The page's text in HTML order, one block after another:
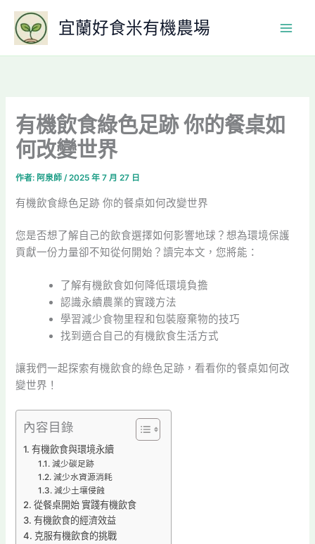
要
宜蘭好食米有機農場
有機飲食綠色足跡 你的餐桌如
何改變世界
作者: 阿泉師/2025 年 7 月 27 日
有機飲食綠色足跡 你的餐桌如何改變世界
您是否想了解自己的飲食選擇如何影響地球？想為環境保護
貢獻一份力量卻不知從何開始？讀完本文，您將能：
了解有機飲食如何降低環境負擔
認識永續農業的實踐方法
學習減少食物里程和包裝廢棄物的技巧
找到適合自己的有機飲食生活方式
讓我們一起探索有機飲食的綠色足跡，看看你的餐桌如何改
變世界！
內容目錄
有機飲食與環境永續
減少碳足跡
減少水資源消耗
減少土壤侵蝕
從餐桌開始 實踐有機飲食
有機飲食的經濟效益
克服有機飲食的挑戰